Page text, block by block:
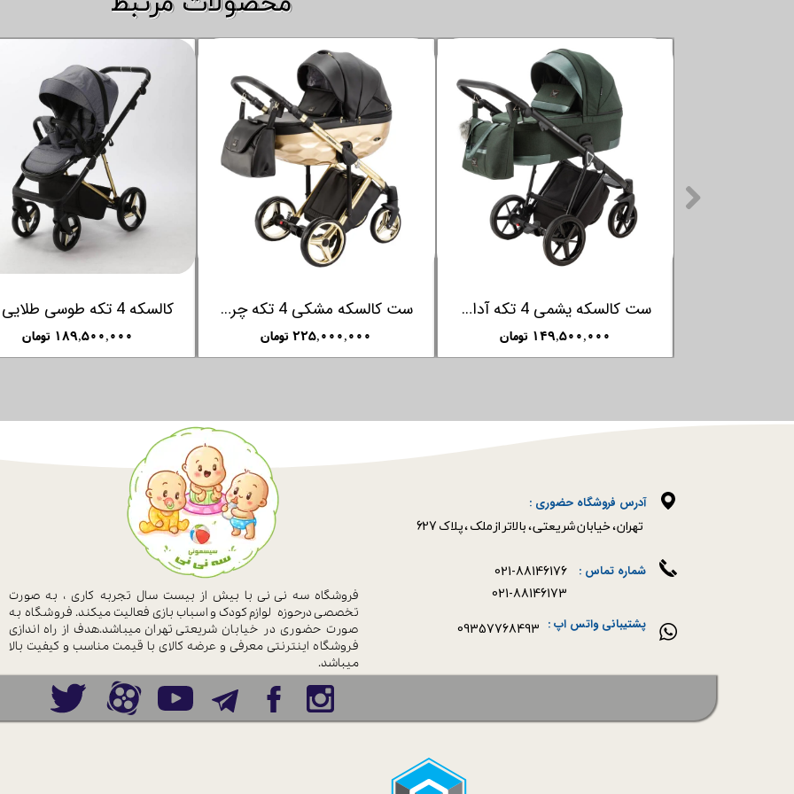
ست کالسکه مشکی طلایی آدامکس مدل LUMI
۱۶۹,۵۰۰,۰۰۰ تومان
سرویس کالسکه 4 تکه آدامکس مدل DELTA 2025 رنگ STONE
۱۸۹,۵۰۰,۰۰۰ تومان
سرویس کالسکه 4 تکه آدامکس مدل DELTA 2025 رنگ SALVIA
۱۸۹,۵۰۰,۰۰۰ تومان
021-88146176
آدرس فروشگاه حضوری :
​​​​​​​تهران ، خیابان شریعتی ، بالاتر از ملک ، پلاک 627​​​​​​​
09357768493
فروشگاه سه نی نی با بیش از بیست سال تجربه کاری ، به صورت
تخصصی درحوزه لوازم کودک و اسباب بازی فعالیت میکند. فروشگاه به
صورت حضوری در خیابان شریعتی تهران میباشد.هدف از راه اندازی
فروشگاه اینترنتی معرفی و عرضه کالای با قیمت مناسب و کیفیت بالا
میباشد.
شماره تماس :
پشتیبانی واتس اپ :